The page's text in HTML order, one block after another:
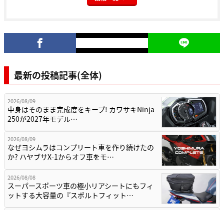
最新の投稿記事(全体)
2026/08/09
中身はそのまま完成度をキープ! カワサキNinja
250が2027年モデル…
2026/08/09
なぜヨシムラはコンプリート車を作り続けたの
か? ハヤブサX-1からオフ車をモ…
2026/08/08
スーパースポーツ車の極小リアシートにもフィ
ットする大容量の『スポルトフィット…